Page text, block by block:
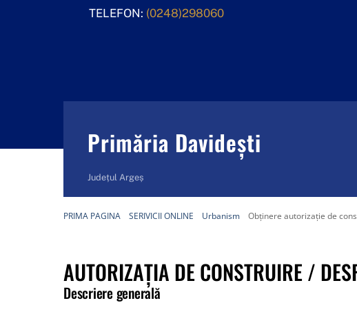
TELEFON: (0248)298060
Primăria Davidești
Județul Argeș
PRIMA PAGINA SERIVICII ONLINE Urbanism Obținere autorizație de
AUTORIZAŢIA DE CONSTRUIRE /
Descriere generală